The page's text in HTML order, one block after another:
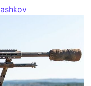
ashkov